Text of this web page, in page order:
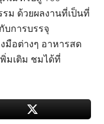
ม ด้วยผลงานที่เป็นที่
บการบรรจุ
มือต่างๆ อาหารสด
มเติม ชมได้ที่